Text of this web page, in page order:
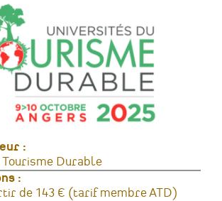
:
Durable
:
de 143 € (tarif membre ATD)